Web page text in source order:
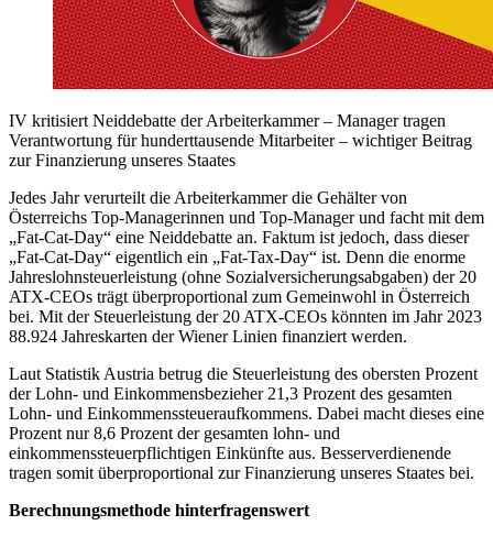
IV kritisiert Neiddebatte der Arbeiterkammer – Manager tragen
Verantwortung für hunderttausende Mitarbeiter – wichtiger Beitrag
zur Finanzierung unseres Staates
Jedes Jahr verurteilt die Arbeiterkammer die Gehälter von
Österreichs Top-Managerinnen und Top-Manager und facht mit dem
„Fat-Cat-Day“ eine Neiddebatte an. Faktum ist jedoch, dass dieser
„Fat-Cat-Day“ eigentlich ein „Fat-Tax-Day“ ist. Denn die enorme
Jahreslohnsteuerleistung (ohne Sozialversicherungsabgaben) der 20
ATX-CEOs trägt überproportional zum Gemeinwohl in Österreich
bei. Mit der Steuerleistung der 20 ATX-CEOs könnten im Jahr 2023
88.924 Jahreskarten der Wiener Linien finanziert werden.
Laut Statistik Austria betrug die Steuerleistung des obersten Prozent
der Lohn- und Einkommensbezieher 21,3 Prozent des gesamten
Lohn- und Einkommenssteueraufkommens. Dabei macht dieses eine
Prozent nur 8,6 Prozent der gesamten lohn- und
einkommenssteuerpflichtigen Einkünfte aus. Besserverdienende
tragen somit überproportional zur Finanzierung unseres Staates bei.
Berechnungsmethode hinterfragenswert